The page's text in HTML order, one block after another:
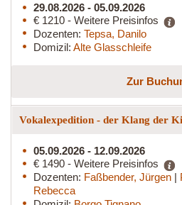
29.08.2026 - 05.09.2026
€ 1210 - Weitere Preisinfos
Dozenten: Tepsa, Danilo
Domizil: Alte Glasschleife
Zur
Vokalexpedition - der Klang der
05.09.2026 - 12.09.2026
€ 1490 - Weitere Preisinfos
Dozenten: Faßbender, Jürgen |
Rebecca